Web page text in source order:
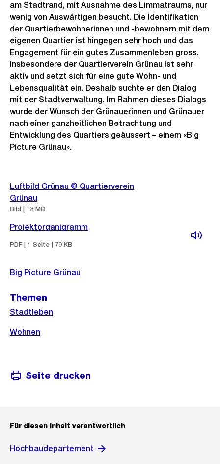
am Stadtrand, mit Ausnahme des Limmatraums, nur
wenig von Auswärtigen besucht. Die Identifikation
der Quartierbewohnerinnen und -bewohnern mit dem
eigenen Quartier ist hingegen sehr hoch und das
Engagement für ein gutes Zusammenleben gross.
Insbesondere der Quartierverein Grünau ist sehr
aktiv und setzt sich für eine gute Wohn- und
Lebensqualität ein. Deshalb suchte er den Dialog
mit der Stadtverwaltung. Im Rahmen dieses Dialogs
wurde der Wunsch der Grünauerinnen und Grünauer
nach einer ganzheitlichen Betrachtung und
Entwicklung des Quartiers geäussert – einem «Big
Picture Grünau».
Weitere
Informationen
Luftbild Grünau © Quartierverein
Grünau
Bild | 13 MB
Projektorganigramm
PDF | 1 Seite | 79 KB
Big Picture Grünau
Themen
Stadtleben
Wohnen
Seite drucken
Für diesen Inhalt verantwortlich
Hochbaudepartement